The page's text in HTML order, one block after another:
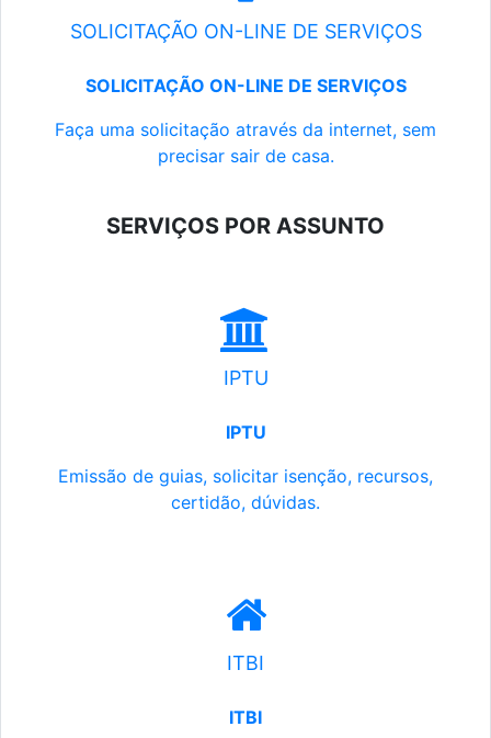
SOLICITAÇÃO ON-LINE DE SERVIÇOS
SOLICITAÇÃO ON-LINE DE SERVIÇOS
Faça uma solicitação através da internet, sem
precisar sair de casa.
SERVIÇOS POR ASSUNTO
IPTU
IPTU
Emissão de guias, solicitar isenção, recursos,
certidão, dúvidas.
ITBI
ITBI